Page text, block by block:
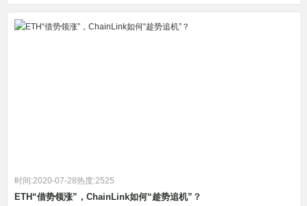
时间:2020-07-28热度:2525
ETH“借势领涨”，ChainLink如何“趁势追机”？